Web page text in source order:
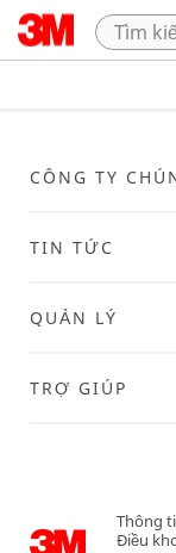
CÔNG TY
TIN TỨC
QUẢN LÝ
TRỢ GIÚP
Thông
Điều